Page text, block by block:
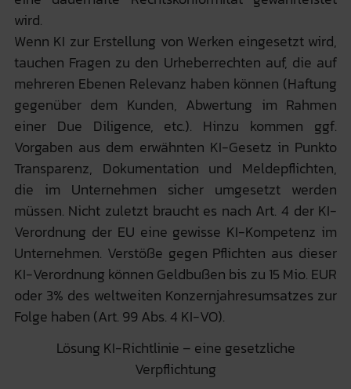
wird.
Wenn KI zur Erstellung von Werken eingesetzt wird,
tauchen Fragen zu den Urheberrechten auf, die auf
mehreren Ebenen Relevanz haben können (Haftung
gegenüber dem Kunden, Abwertung im Rahmen
einer Due Diligence, etc.). Hinzu kommen ggf.
Vorgaben aus dem erwähnten KI-Gesetz in Punkto
Transparenz, Dokumentation und Meldepflichten,
die im Unternehmen sicher umgesetzt werden
müssen. Nicht zuletzt braucht es nach Art. 4 der KI-
Verordnung der EU eine gewisse KI-Kompetenz im
Unternehmen. Verstöße gegen Pflichten aus dieser
KI-Verordnung können Geldbußen bis zu 15 Mio. EUR
oder 3% des weltweiten Konzernjahresumsatzes zur
Folge haben (Art. 99 Abs. 4 KI-VO).
Lösung KI-Richtlinie – eine gesetzliche
Verpflichtung